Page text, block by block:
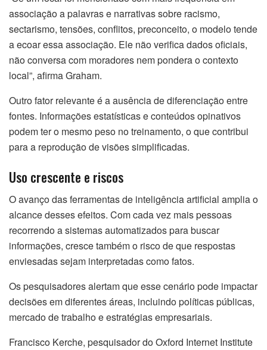
associação a palavras e narrativas sobre racismo,
sectarismo, tensões, conflitos, preconceito, o modelo tende
a ecoar essa associação. Ele não verifica dados oficiais,
não conversa com moradores nem pondera o contexto
local”, afirma Graham.
Outro fator relevante é a ausência de diferenciação entre
fontes. Informações estatísticas e conteúdos opinativos
podem ter o mesmo peso no treinamento, o que contribui
para a reprodução de visões simplificadas.
Uso crescente e riscos
O avanço das ferramentas de inteligência artificial amplia o
alcance desses efeitos. Com cada vez mais pessoas
recorrendo a sistemas automatizados para buscar
informações, cresce também o risco de que respostas
enviesadas sejam interpretadas como fatos.
Os pesquisadores alertam que esse cenário pode impactar
decisões em diferentes áreas, incluindo políticas públicas,
mercado de trabalho e estratégias empresariais.
Francisco Kerche, pesquisador do Oxford Internet Institute